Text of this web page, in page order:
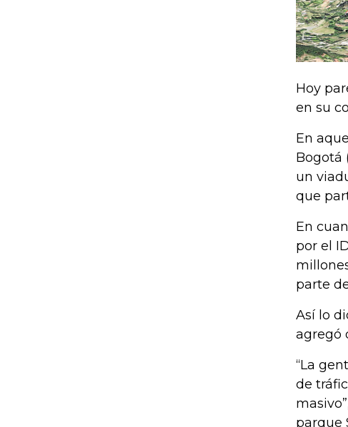
Hoy
en su
En
Bogotá
un
que
En
por el
parte
Así lo
agregó
“La
de
parque